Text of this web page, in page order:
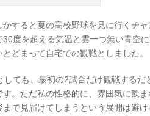
すると夏の高校野球を見に行くチ
度を超える気温と雲一つ無い青空
どまって自宅での観戦としました。
ても、最初の2試合だけ観戦するだ
。ただ私の性格的に、雰囲気に飲
で見届けてしまうという展開は避